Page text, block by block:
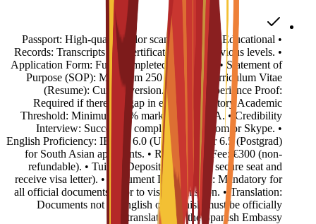
• Passport: High-quality color scanned copy. • Educational
Records: Transcripts and certificates for all previous levels. •
Application Form: Fully completed C3S form. • Statement of
Purpose (SOP): Minimum 250 words. • Curriculum Vitae
(Resume): Current version. • Work Experience Proof:
Required if there is a gap in education history.Academic
Threshold: Minimum 50% marks or 2.5 GPA. • Credibility
Interview: Successful completion via Zoom or Skype. •
English Proficiency: IELTS 6.0 (Undergrad) or 6.5 (Postgrad)
for South Asian applicants. • Registration Fee: €300 (non-
refundable). • Tuition Deposit: €4,500 (to secure seat and
receive visa letter). • Document Legalization: Mandatory for
all official documents prior to visa submission. • Translation:
Documents not in English or Spanish must be officially
translated for the Spanish Embassy.